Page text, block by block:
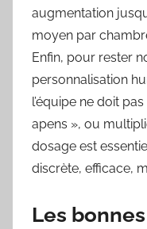
augmentation
moyen par
Enfin, pour rester
personnalisation
l’équipe ne doit
apens », ou
dosage est
discrète, efficace,
Les